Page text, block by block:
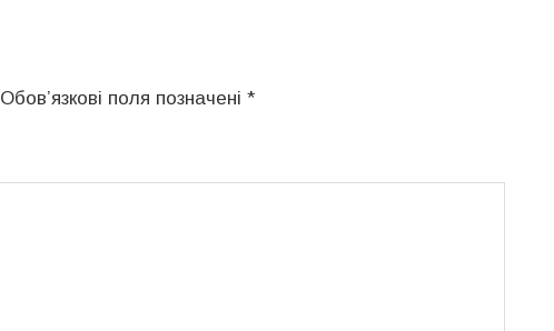
Обов’язкові поля позначені *